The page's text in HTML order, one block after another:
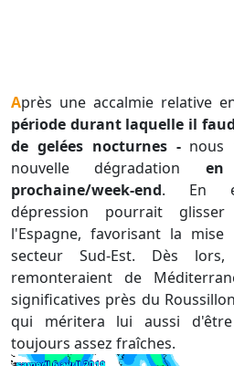
Après une accalmie relative
période durant laquelle il
de gelées nocturnes -nous
nouvelle dégradation
prochaine/week-end. En
dépression pourrait
l'Espagne, favorisant la
secteur Sud-Est. Dès
remonteraient de
significatives près du
qui méritera lui aussi d'être
toujours assez fraîches.